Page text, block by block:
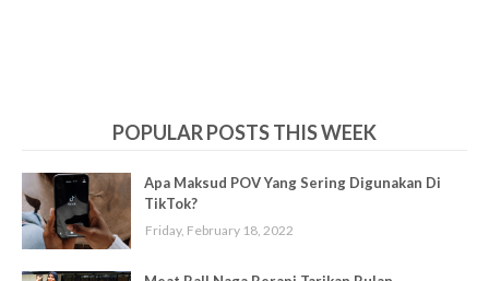
POPULAR POSTS THIS WEEK
Apa Maksud POV Yang Sering Digunakan Di
TikTok?
Friday, February 18, 2022